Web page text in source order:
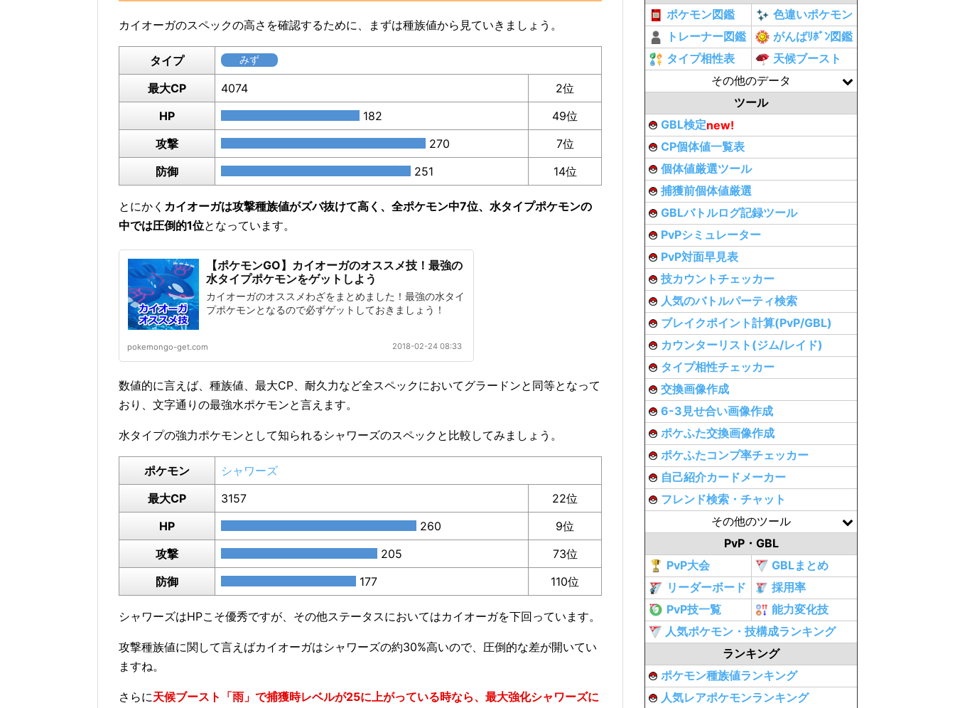
カイオーガのスペックの高さを確認するために、まずは種族値から見ていきましょう。
タイプ みず
最大CP 4074
2位
HP
182
49位
攻撃
270
7位
防御
251 14位
とにかく カイオーガは攻撃種族値がズバ抜けて高く、全ポケモン中7位、水タイプポケモンの
中では圧倒的1位となっています。
【ポケモンGO】カイオーガのオススメ技！最強の
水タイプポケモンをゲットしよう
カイオーガのオススメわざをまとめました！最強の水タイ
プポケモンとなるので必ずゲットしておきましょう！
pokemongo-get.com 2018-02-24 08:33
数値的に言えば、種族値、最大CP、耐久力など全スペックにおいてグラードンと同等となって
おり、文字通りの最強水ポケモンと言えます。
水タイプの強力ポケモンとして知られるシャワーズのスペックと比較してみましょう。
ポケモン
シャワーズ
最大CP
3157
22位
HP
260
9位
攻撃
205
73位
防御
177 110位
シャワーズはHPこそ優秀ですが、その他ステータスにおいてはカイオーガを下回っています。
攻撃種族値に関して言えばカイオーガはシャワーズの約30%高いので、圧倒的な差が開いてい
ますね。
さらに天候ブースト「雨」で捕獲時レベルが25に上がっている時なら、最大強化シャワーズに
ポケモン図鑑
色違いポケモン
トレーナー図鑑
がんばﾘﾎﾞﾝ図鑑
タイプ相性表
天候ブースト
その他のデータ
ツール
GBL検定new!
CP個体値一覧表
個体値厳選ツール
捕獲前個体値厳選
GBLバトルログ記録ツール
PvPシミュレーター
PvP対面早見表
技カウントチェッカー
人気のバトルパーティ検索
ブレイクポイント計算(PvP/GBL)
カウンターリスト(ジム/レイド)
タイプ相性チェッカー
交換画像作成
6-3見せ合い画像作成
ポケふた交換画像作成
ポケふたコンプ率チェッカー
自己紹介カードメーカー
フレンド検索・チャット
その他のツール
PvP・GBL
PvP大会
GBLまとめ
リーダーボード
採用率
PvP技一覧
能力変化技
人気ポケモン・技構成ランキング
ランキング
ポケモン種族値ランキング
人気レアポケモンランキング